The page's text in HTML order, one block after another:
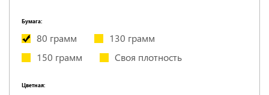
Бумага:
80 грамм
130 грамм
150 грамм
Своя плотность
Цветная: